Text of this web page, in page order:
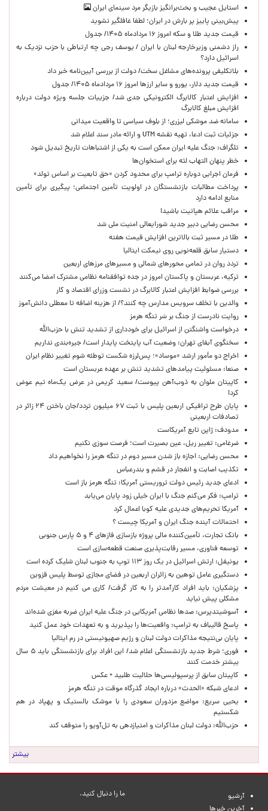
استایل عجیب و بحث‌برانگیز بازیگر مرد سینمای ایران
پیش‌بینی پاییز پر بارش در ایران؛ لطفا غافلگیر نشوید
قیمت جدید طلا و سکه امروز ۱۶ مردادماه ۱۴۰۵/ جدول
راز دشمنی وزیرخارجه لبنان با ایران / یوسف رجی چه ارتباطی با حزب نزدیک به
اسرائیل دارد؟
بلاتکلیفی پرونده‌های مشاغل سخت/ دولت از بررسی آیین‌نامه خبر داد
قیمت جدید دلار، یورو و سایر ارزها امروز ۱۶ مردادماه ۱۴۰۵/ جدول
افزایش اعتبار کالابرگ الکترونیکی جدی شد/ جزییات جلسه ویژه دولت درباره
افزایش مبلغ کالابرگ
سامانه ضد موشکی لیزری؛ از بلوف سیاسی تا واقعیت میدانی
جزئیات ثبت ادعا، تهیه نقشه UTM و ارائه مادر سند اعلام شد
تلگراف: جنگ علیه ایران ممکن است به یکی از اشتباهات تاریخ تبدیل شود
خطر پنهان التهاب لثه برای استخوان‌ها
فرمان اجرایی دوباره ترامپ برای محدود کردن «حق تابعیت بر اساس تولد»
پرداخت مطالبات بازنشستگان در اولویت تأمین اجتماعی؛ پیگیری برای تأمین
منابع ادامه دارد
مراقب علائم هپاتیت باشید!
محسن رضایی دبیر جدید شورایعالی امنیت ملی شد
طلا در مسیر ثبت بالاترین افزایش قیمت هفته
دستیار سابق قلعه‌نویی روی نیمکت ایتالیا
تردد روان در تمامی محورهای شمالی و مسیرهای مرزهای اربعین
ترکیه، عربستان و پاکستان امروز در جده توافقنامه نظامی مشترک امضا می‌کنند
بررسی ضوابط افزایش اعتبار کالابرگ در نشست وزرای اقتصاد و کار
والدین با تخلف سرویس مدارس چه کنند؟/ از هزینه اضافه تا معطلی دانش‌آموز
روایت نادرست از جنگ بر سَر تنگه هرمز
درخواست واشنگتن از اسرائیل برای خودداری از تشدید تنش با حزب‌الله
سخنگوی آبفای تهران: وضعیت آب پایتخت پایدار است/ جیره‌بندی نداریم
اخراج دو مأمور ارشد «موساد»؛ پس‌لرزه شکست توطئه شوم تغییر نظام ایران
صنعا: مسئولیت پیامدهای تشدید تنش بر عهده عربستان است
کاپیتان ملوان به ذوب‌آهن پیوست/ سعید کریمی در عرض یک‌ماه تیم عوض
کرد!
پایان طرح ترافیکی اربعین پلیس با ثبت ۶۷ میلیون تردد/جان باختن ۲۴ زائر در
تصادفات اربعینی
مدودف: ژاپن تابع آمریکاست
ضرغامی: تغییر ریل، عین بصیرت است؛ فرصت سوزی نکنیم
محسن رضایی: اجازه باز شدن مسیر دوم در تنگه هرمز را نخواهیم داد
تکذیب اصابت و انفجار در قشم و بندرعباس
ادعای جدید رئیس دولت تروریستی آمریکا: تنگه هرمز باز است
ترامپ: فکر می‌کنم جنگ با ایران خیلی زود پایان می‌یابد
آمریکا تحریم‌های جدیدی علیه کوبا اعمال کرد
احتمالات آینده جنگ ایران و آمریکا چیست ؟
بانک تجارت، تأمین‌کننده مالی پروژه بازسازی فازهای ۴ و ۵ پارس جنوبی
توسعه فناوری، مسیر رقابت‌پذیری صنعت قطعه‌سازی است
یونیفل: ارتش اسرائیل در یک روز ۱۱۳ توپ به جنوب لبنان شلیک کرده است
دستگیری عامل توهین به زائران اربعین در فضای مجازی توسط پلیس قزوین
پزشکیان: باید افراد کارآمدتر را به کار گرفت/ کاری می کنیم در معیشت مردم
مشکلی پیش نیاید
آسوشیتدپرس: صدها نظامی آمریکایی در جنگ علیه ایران ضربه مغزی شده‌اند
پاسخ قالیباف به ترامپ: واقعیت‌ها را بپذیرید و به تعهدات خود عمل کنید
پایان بی‌نتیجه مذاکرات دولت لبنان و رژیم صهیونیستی در رم ایتالیا
فوری؛ شرط جدید بازنشستگی اعلام شد/ این افراد برای بازنشستگی باید ۵ سال
بیشتر خدمت کنند
کاپیتان سابق از پرسپولیسی‌ها حلالیت طلبید + عکس
ادعای شبکه «الحدث» درباره ایجاد گذرگاه موقت در تنگه هرمز
یحیی سریع: مواضع مزدوران سعودی را با موشک بالستیک و پهپاد در هم
شکستیم
حزب‌الله: دولت لبنان مذاکرات و امتیازدهی به تل‌آویو را متوقف کند
بیشتر
آرشیو
ما را دنبال کنید.